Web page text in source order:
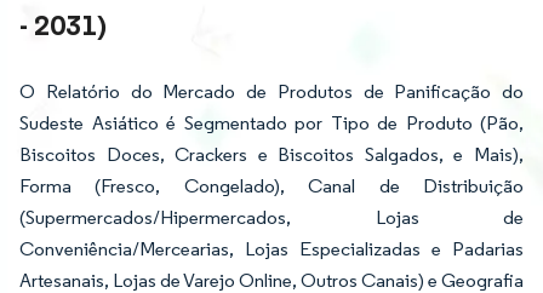
- 2031)
O Relatório do Mercado de Produtos de Panificação do
Sudeste Asiático é Segmentado por Tipo de Produto (Pão,
Biscoitos Doces, Crackers e Biscoitos Salgados, e Mais),
Forma (Fresco, Congelado), Canal de Distribuição
(Supermercados/Hipermercados, Lojas de
Conveniência/Mercearias, Lojas Especializadas e Padarias
Artesanais, Lojas de Varejo Online, Outros Canais) e Geografia